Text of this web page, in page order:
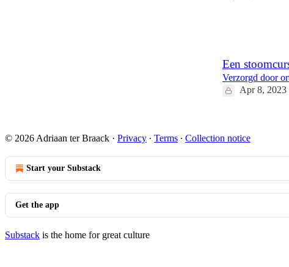
Een
Verzorgd door
Apr 8, 2023
© 2026 Adriaan ter Braack · Privacy ∙ Terms ∙ Collection notice
Start your Substack
Get the app
Substack is the home for great culture